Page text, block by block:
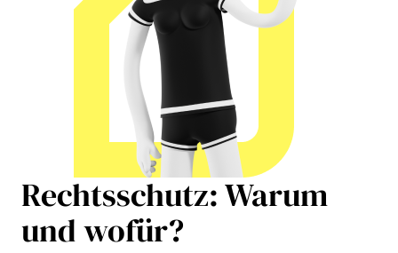
Rechtsschutz: Warum
und wofür?